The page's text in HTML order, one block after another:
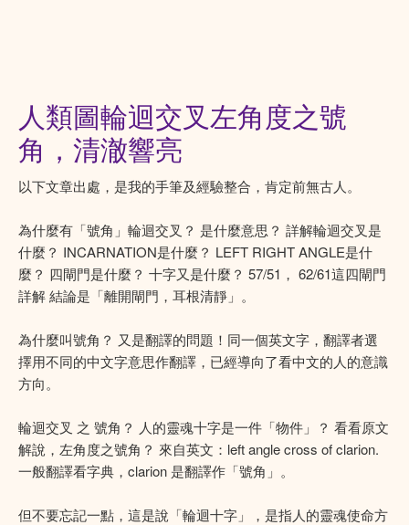
人類圖輪迴交叉左角度之號
角，清澈響亮
以下文章出處，是我的手筆及經驗整合，肯定前無古人。
為什麼有「號角」輪迴交叉？ 是什麼意思？ 詳解輪迴交叉是
什麼？ INCARNATION是什麼？ LEFT RIGHT ANGLE是什
麼？ 四閘門是什麼？ 十字又是什麼？ 57/51， 62/61這四閘門
詳解 結論是「離開閘門，耳根清靜」。
為什麼叫號角？ 又是翻譯的問題！同一個英文字，翻譯者選
擇用不同的中文字意思作翻譯，已經導向了看中文的人的意識
方向。
輪迴交叉 之 號角？ 人的靈魂十字是一件「物件」？ 看看原文
解說，左角度之號角？ 來自英文：left angle cross of clarion.
一般翻譯看字典，clarion 是翻譯作「號角」。
但不要忘記一點，這是說「輪迴十字」，是指人的靈魂使命方